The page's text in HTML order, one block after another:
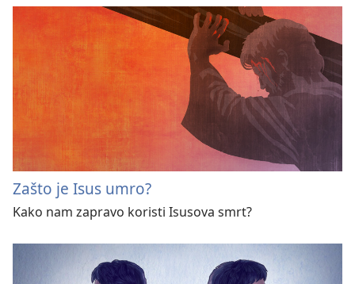
Zašto je Isus umro?
Kako nam zapravo koristi Isusova smrt?